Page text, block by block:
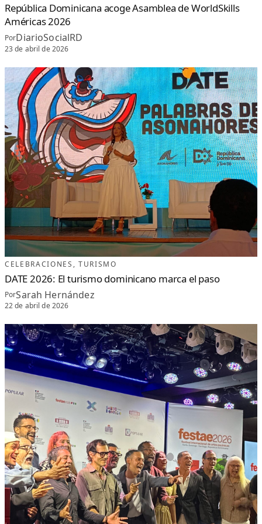
O
P
R
F
E
S
I
N
A
L
República Dominicana acoge Asamblea de WorldSkills
Américas 2026
PorDiarioSocialRD
23 de abril de 2026
CELEBRACIONES , TURISMO
DATE 2026: El turismo dominicano marca el paso
PorSarah Hernández
22 de abril de 2026